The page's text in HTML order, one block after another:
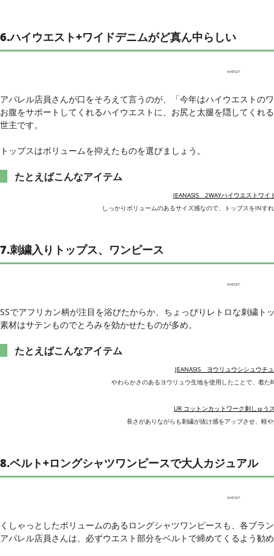
6.ハイウエスト+ワイドデニムがど真ん中らしい
wear
アパレル店員さんが口をそろえて言うのが、「今年はハイウエストの
お腹をサポートしてくれるハイウエストに、お尻と太腿を隠してくれ
世主です。
トップスはボリュームを抑えたものを選びましょう。
たとえばこんなアイテム
JEANASIS 2WAYハイウエストワイ
しっかりボリュームのあるサイズ感なので、トップスをINす
7.刺繍入りトップス、ワンピース
wear
SSでアフリカン柄が注目を浴びたからか、ちょっぴりレトロな刺繍ト
素材はサテンものでとろみを効かせたものが多め。
たとえばこんなアイテム
JEANASIS ヨウリュウシシュウチ
やわらかさのあるヨウリュウ生地を使用したことで、着た
UR コットンカットワーク刺しゅう
長さがありながらも刺繍が抜け感をアップさせ、軽
8.ベルト+ロングシャツワンピースで大人カジュアル
wear
くしゃっとしたボリュームのあるロングシャツワンピースも、各ブラ
アパレル店員さんは、必ずウエスト部分をベルトで締めてくるよう勧